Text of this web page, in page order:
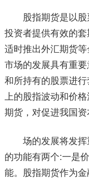
股指期货是以股
投资者提供有效的
适时推出外汇期货
市场的发展具有重
和所持有的股票进
上的股指波动和价
期货，对促进我国资
场的发展将发挥
的功能有两个:一是
能。股指期货作为